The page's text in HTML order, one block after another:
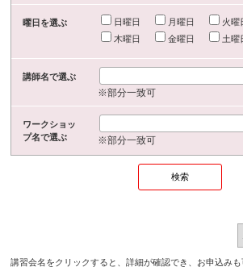
曜日を選ぶ 日曜日 月曜日 火曜
木曜日
金曜日 土曜
講師名で選ぶ
※部分一致可
ワークショッ
プ名で選ぶ
※部分一致可
講習会名をクリックすると、詳細が確認でき、お申込みも